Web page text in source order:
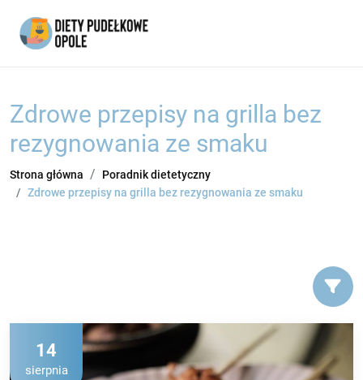
Zdrowe przepisy na grilla bez
rezygnowania ze smaku
Strona główna
Poradnik dietetyczny
Zdrowe przepisy na grilla bez rezygnowania ze smaku
14
sierpnia